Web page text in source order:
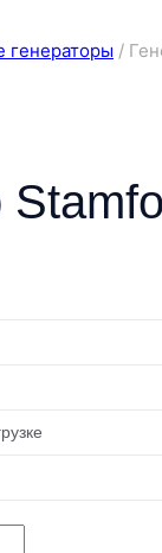
генераторы /